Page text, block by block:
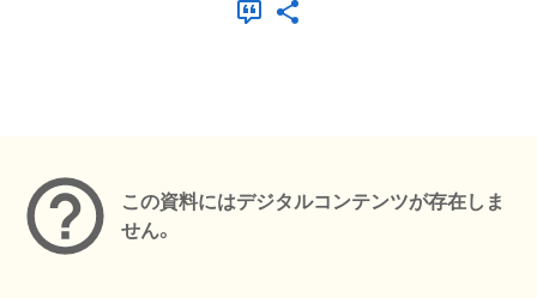
この資料にはデジタルコンテンツが存在しま
せん。